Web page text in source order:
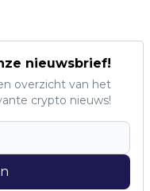
nieuwsbrief!
overzicht van het
crypto nieuws!